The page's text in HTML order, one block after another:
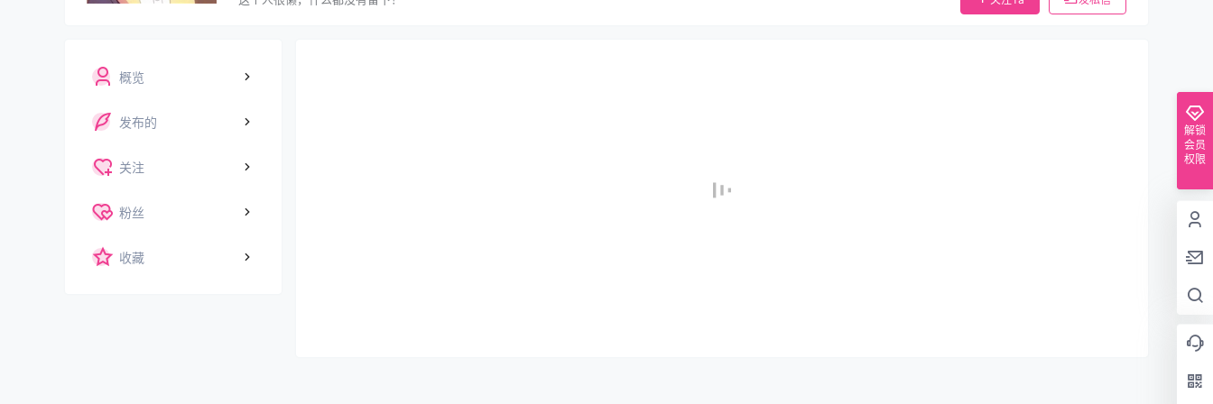
概览
发布的
关注
粉丝
收藏
解锁
会员
权限